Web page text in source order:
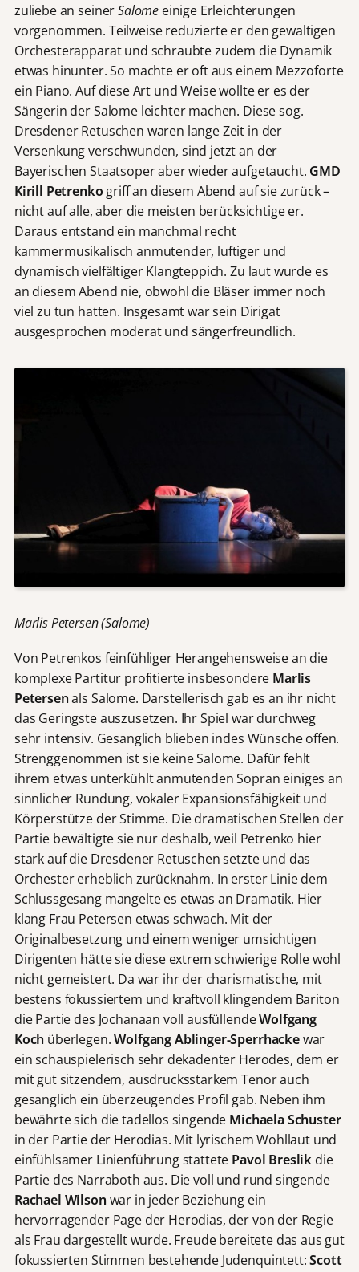
zuliebe an seinerSalome einige Erleichterungen
vorgenommen. Teilweise reduzierte er den gewaltigen
Orchesterapparat und schraubte zudem die Dynamik
etwas hinunter. So machte er oft aus einem Mezzoforte
ein Piano. Auf diese Art und Weise wollte er es der
Sängerin der Salome leichter machen. Diese sog.
Dresdener Retuschen waren lange Zeit in der
Versenkung verschwunden, sind jetzt an der
Bayerischen Staatsoper aber wieder aufgetaucht. GMD
Kirill Petrenko griff an diesem Abend auf sie zurück –
nicht auf alle, aber die meisten berücksichtige er.
Daraus entstand ein manchmal recht
kammermusikalisch anmutender, luftiger und
dynamisch vielfältiger Klangteppich. Zu laut wurde es
an diesem Abend nie, obwohl die Bläser immer noch
viel zu tun hatten. Insgesamt war sein Dirigat
ausgesprochen moderat und sängerfreundlich.
Marlis Petersen (Salome)
Von Petrenkos feinfühliger Herangehensweise an die
komplexe Partitur profitierte insbesondere Marlis
Petersenals Salome. Darstellerisch gab es an ihr nicht
das Geringste auszusetzen. Ihr Spiel war durchweg
sehr intensiv. Gesanglich blieben indes Wünsche offen.
Strenggenommen ist sie keine Salome. Dafür fehlt
ihrem etwas unterkühlt anmutenden Sopran einiges an
sinnlicher Rundung, vokaler Expansionsfähigkeit und
Körperstütze der Stimme. Die dramatischen Stellen der
Partie bewältigte sie nur deshalb, weil Petrenko hier
stark auf die Dresdener Retuschen setzte und das
Orchester erheblich zurücknahm. In erster Linie dem
Schlussgesang mangelte es etwas an Dramatik. Hier
klang Frau Petersen etwas schwach. Mit der
Originalbesetzung und einem weniger umsichtigen
Dirigenten hätte sie diese extrem schwierige Rolle wohl
nicht gemeistert. Da war ihr der charismatische, mit
bestens fokussiertem und kraftvoll klingendem Bariton
die Partie des Jochanaan voll ausfüllendeWolfgang
Koch überlegen.Wolfgang Ablinger-Sperrhackewar
ein schauspielerisch sehr dekadenter Herodes, dem er
mit gut sitzendem, ausdrucksstarkem Tenor auch
gesanglich ein überzeugendes Profil gab. Neben ihm
bewährte sich die tadellos singende Michaela Schuster
in der Partie der Herodias. Mit lyrischem Wohllaut und
einfühlsamer Linienführung stattete Pavol Breslik die
Partie des Narraboth aus. Die voll und rund singende
Rachael Wilsonwar in jeder Beziehung ein
hervorragender Page der Herodias, der von der Regie
als Frau dargestellt wurde. Freude bereitete das aus gut
fokussierten Stimmen bestehende Judenquintett:Scott